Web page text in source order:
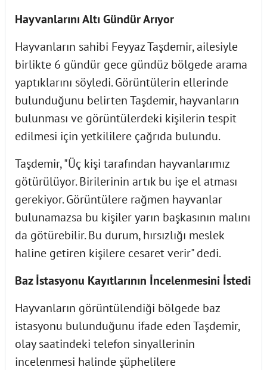
Hayvanlarını Altı Gündür Arıyor
Hayvanların sahibi Feyyaz Taşdemir, ailesiyle
birlikte 6 gündür gece gündüz bölgede arama
yaptıklarını söyledi. Görüntülerin ellerinde
bulunduğunu belirten Taşdemir, hayvanların
bulunması ve görüntülerdeki kişilerin tespit
edilmesi için yetkililere çağrıda bulundu.
Taşdemir, "Üç kişi tarafından hayvanlarımız
götürülüyor. Birilerinin artık bu işe el atması
gerekiyor. Görüntülere rağmen hayvanlar
bulunamazsa bu kişiler yarın başkasının malını
da götürebilir. Bu durum, hırsızlığı meslek
haline getiren kişilere cesaret verir" dedi.
Baz İstasyonu Kayıtlarının İncelenmesini İstedi
Hayvanların görüntülendiği bölgede baz
istasyonu bulunduğunu ifade eden Taşdemir,
olay saatindeki telefon sinyallerinin
incelenmesi halinde şüphelilere